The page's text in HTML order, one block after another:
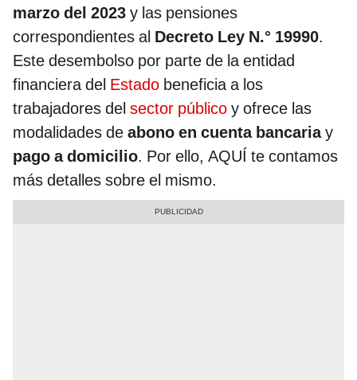
marzo del 2023 y las pensiones
correspondientes al Decreto Ley N.° 19990.
Este desembolso por parte de la entidad
financiera del Estado beneficia a los
trabajadores del sector público y ofrece las
modalidades de abono en cuenta bancariay
pago a domicilio. Por ello, AQUÍ te contamos
más detalles sobre el mismo.